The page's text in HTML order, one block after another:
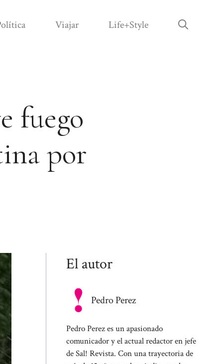
Viajar Life+Style
fuego
por
El autor
Pedro Perez
Pedro Perez es un apasionado
comunicador y el actual redactor en jefe
de Sal! Revista. Con una trayectoria de